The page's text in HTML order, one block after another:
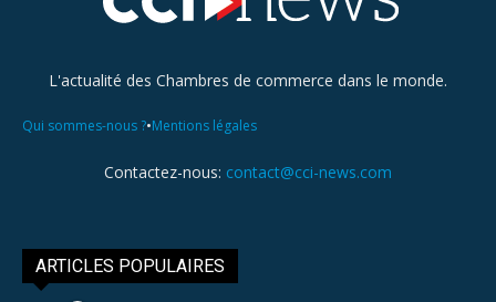
L'actualité des Chambres de commerce dans le monde.
Qui sommes-nous ?•Mentions légales
Contactez-nous: contact@cci-news.com
ARTICLES POPULAIRES